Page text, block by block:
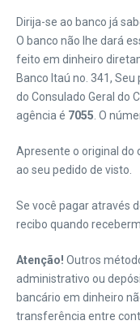
Dirija-se ao banco já
O banco não lhe dará
feito em dinheiro
Banco Itaú no. 341,
do Consulado Geral do
agência é 7055 . O
Apresente o original do
ao seu pedido de visto.
Se você pagar através
recibo quando
Atenção! Outros
administrativo ou
bancário em dinheiro
transferência entre